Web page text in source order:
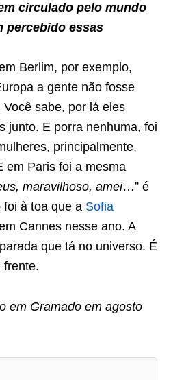
circulado pelo mundo
percebido essas
Berlim, por exemplo,
a gente não fosse
sabe, por lá eles
junto. E porra nenhuma, foi
principalmente,
em Paris foi a mesma
maravilhoso, amei…” é
foi à toa que a Sofia
Cannes nesse ano. A
que tá no universo. É
frente.
em Gramado em agosto